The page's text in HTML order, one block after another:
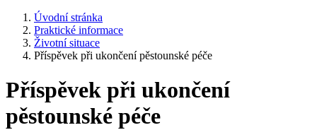
Úvodní stránka
Praktické informace
Životní situace
Příspěvek při ukončení pěstounské péče
Příspěvek při ukončení
pěstounské péče